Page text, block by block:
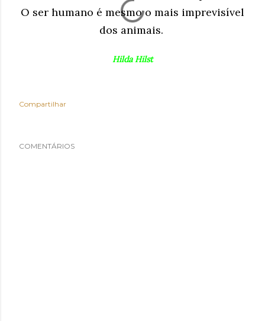
O ser humano é mesmo o mais imprevisível
dos animais.
Hilda Hilst
Compartilhar
COMENTÁRIOS